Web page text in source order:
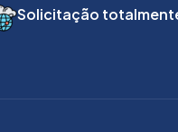
Solicitação